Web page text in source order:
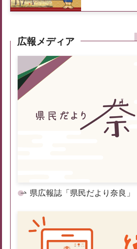
広報メディア
県広報誌「県民だより奈良」